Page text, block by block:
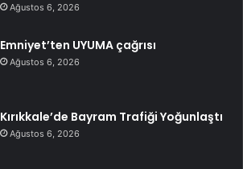
Ağustos 6, 2026
Emniyet’ten UYUMA çağrısı
Ağustos 6, 2026
Kırıkkale’de Bayram Trafiği Yoğunlaştı
Ağustos 6, 2026